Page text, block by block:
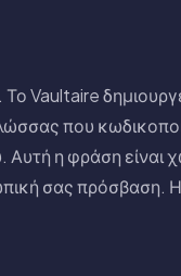
Vaultaire
που
η φράση είναι
σας πρόσβαση.